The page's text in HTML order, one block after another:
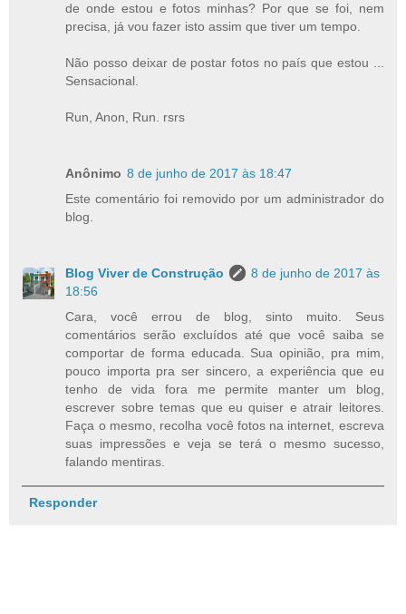
de onde estou e fotos minhas? Por que se foi, nem
precisa, já vou fazer isto assim que tiver um tempo.
Não posso deixar de postar fotos no país que estou ...
Sensacional.
Run, Anon, Run. rsrs
Anônimo 8 de junho de 2017 às 18:47
Este comentário foi removido por um administrador do
blog.
Blog Viver de Construção
8 de junho de 2017 às
18:56
Cara, você errou de blog, sinto muito. Seus
comentários serão excluídos até que você saiba se
comportar de forma educada. Sua opinião, pra mim,
pouco importa pra ser sincero, a experiência que eu
tenho de vida fora me permite manter um blog,
escrever sobre temas que eu quiser e atrair leitores.
Faça o mesmo, recolha você fotos na internet, escreva
suas impressões e veja se terá o mesmo sucesso,
falando mentiras.
Responder